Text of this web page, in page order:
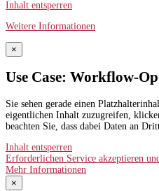
Inhalt entsperren
Weitere Informationen
×
Use Case: Workflow-
Sie sehen gerade einen
eigentlichen Inhalt zuzugreifen,
beachten Sie, dass dabei Daten an
Inhalt entsperren
Erforderlichen Service akzeptieren
Mehr Informationen
×